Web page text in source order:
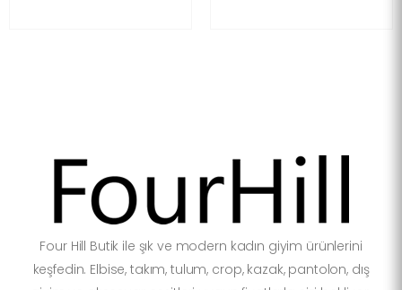
Four Hill Butik ile şık ve modern kadın giyim ürünlerini
keşfedin. Elbise, takım, tulum, crop, kazak, pantolon, dış